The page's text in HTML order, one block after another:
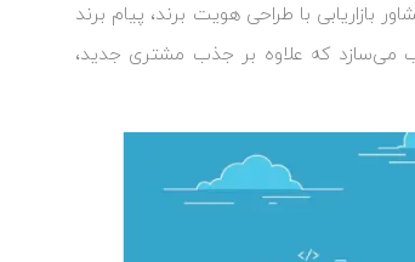
بازاریابی با طراحی هویت برند، پیام برند
می‌سازد که علاوه بر جذب مشتری جدید،